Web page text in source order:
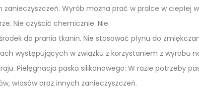
zanieczyszczeń. Wyrób można prać w pralce w ciepłej
Nie czyścić chemicznie. Nie
do prania tkanin. Nie stosować płynu do
występujących w związku z korzystaniem z wyrobu
Pielęgnacja paska silikonowego: W razie potrzeby
włosów oraz innych zanieczyszczeń.